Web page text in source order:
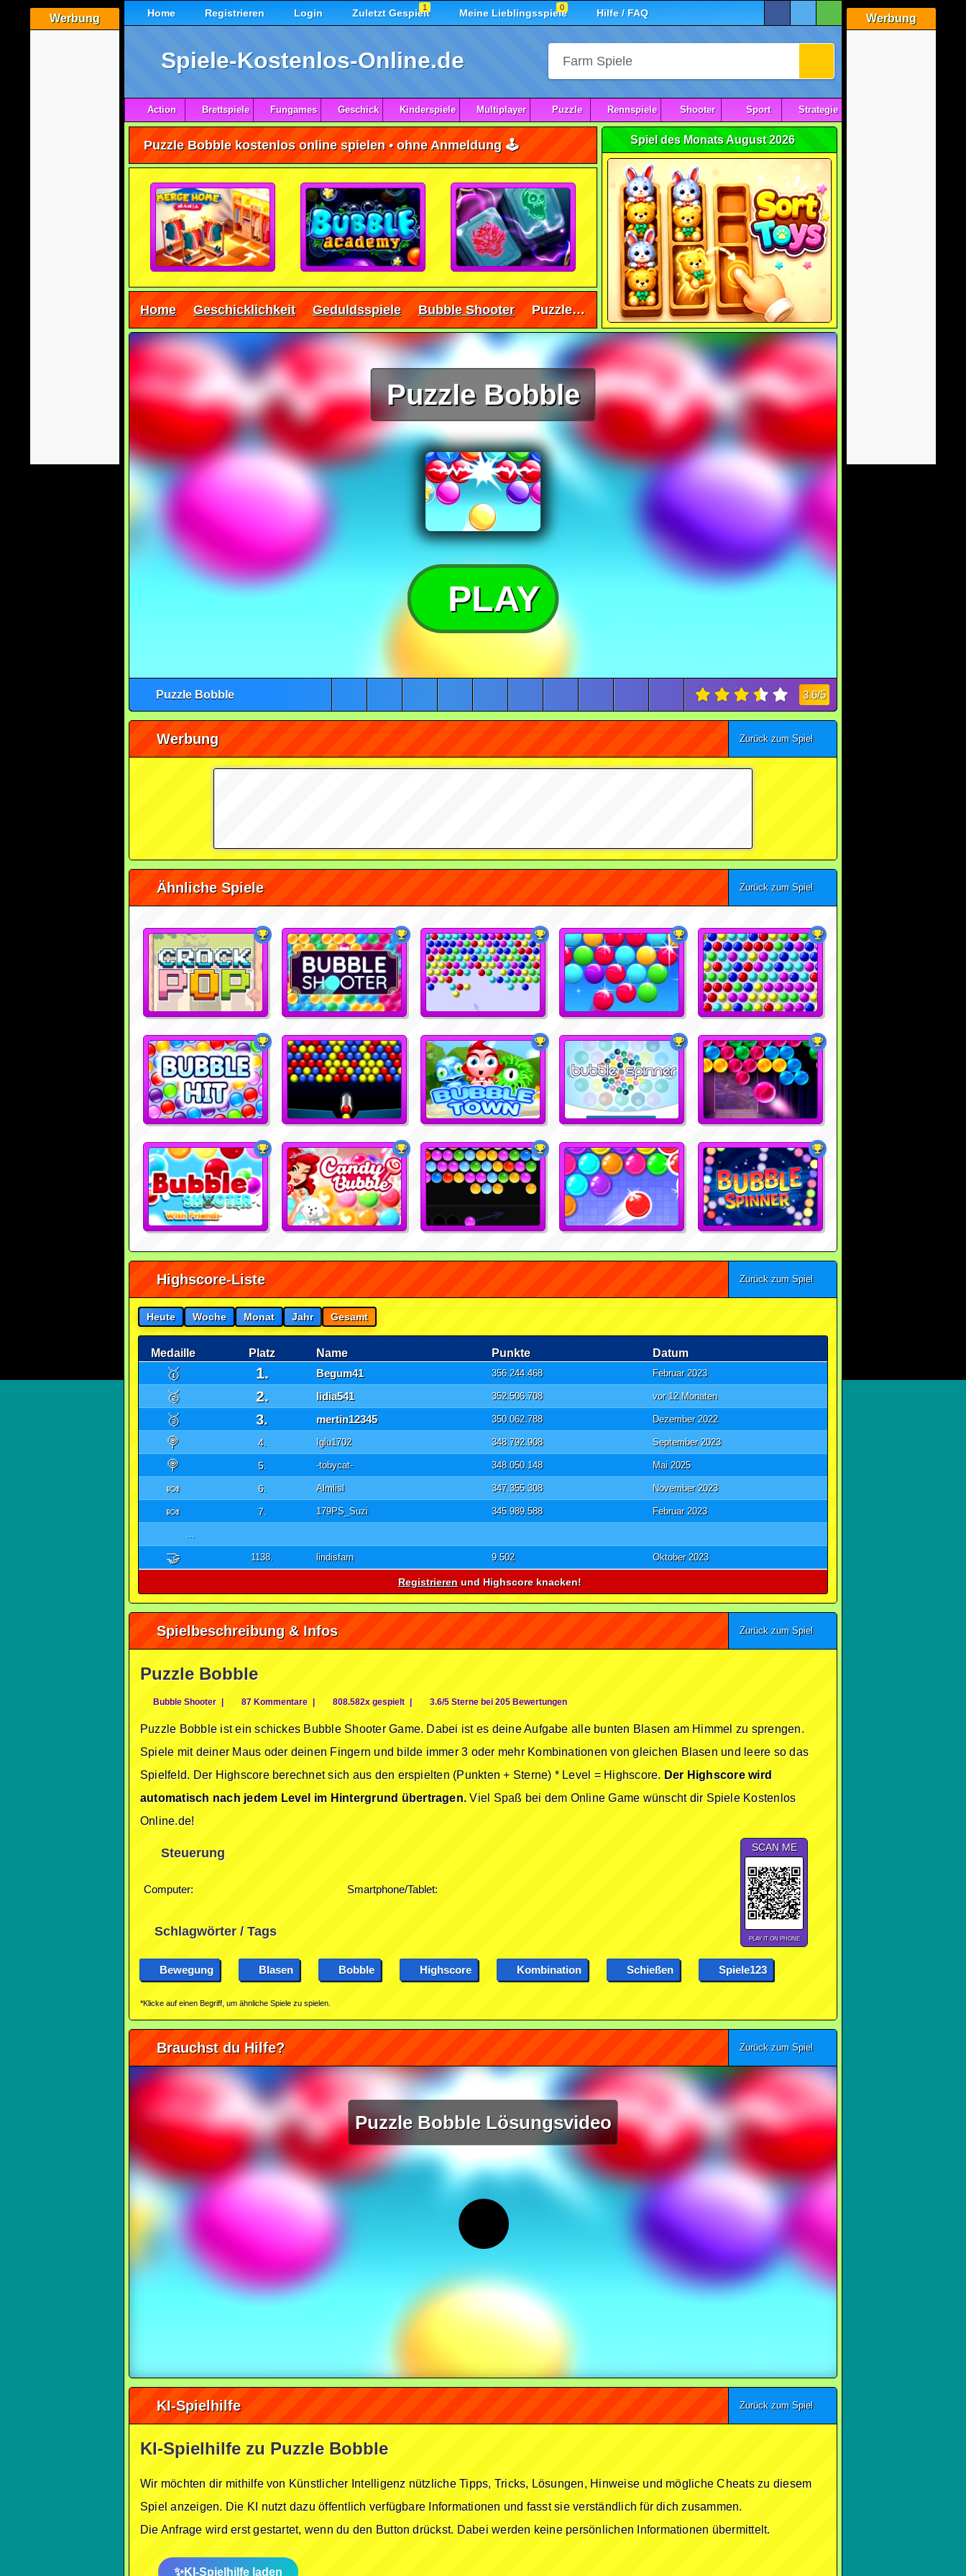
Werbung Werbung
Home Registrieren Login Zuletzt Gespielt
1 Meine Lieblingsspiele
0 Hilfe / FAQ
Spiele-Kostenlos-Online.de
Action Brettspiele Fungames Geschick Kinderspiele Multiplayer Puzzle Rennspiele Shooter Sport Strategie
Puzzle Bobble kostenlos online spielen • ohne Anmeldung 🕹️
Home Geschicklichkeit Geduldsspiele Bubble Shooter Puzzle Bobble
Spiel des Monats August 2026
Puzzle Bobble
PLAY
Puzzle Bobble 3.6/5
Werbung Zurück zum Spiel
Ähnliche Spiele Zurück zum Spiel
Highscore-Liste Zurück zum Spiel
Heute Woche Monat Jahr Gesamt
Medaille Platz Name Punkte Datum
🥇 1. Begum41 356.244.468 Februar 2023
🥈 2. lidia541 352.506.708 vor 12 Monaten
🥉 3. mertin12345 350.062.788 Dezember 2022
🍭 4. Iglu1702 348.792.908 September 2023
🍭 5. -tobycat- 348.050.148 Mai 2025
🍬 6. Almlisl 347.355.308 November 2023
🍬 7. 179PS_Suzi 345.989.588 Februar 2023
...
🤝 1138. lindisfarn 9.502 Oktober 2023
Registrieren und Highscore knacken!
Spielbeschreibung & Infos Zurück zum Spiel
Puzzle Bobble
Bubble Shooter | 87 Kommentare | 808.582x gespielt | 3.6/5 Sterne bei 205 Bewertungen
Puzzle Bobble ist ein schickes Bubble Shooter Game. Dabei ist es deine Aufgabe alle bunten Blasen am Himmel zu sprengen.
Spiele mit deiner Maus oder deinen Fingern und bilde immer 3 oder mehr Kombinationen von gleichen Blasen und leere so das
Spielfeld. Der Highscore berechnet sich aus den erspielten (Punkten + Sterne) * Level = Highscore. Der Highscore wird
automatisch nach jedem Level im Hintergrund übertragen. Viel Spaß bei dem Online Game wünscht dir Spiele Kostenlos
Online.de!
Steuerung
Computer: Smartphone/Tablet:
SCAN ME
PLAY IT ON PHONE
Schlagwörter / Tags
Bewegung Blasen Bobble Highscore Kombination Schießen Spiele123
*Klicke auf einen Begriff, um ähnliche Spiele zu spielen.
Brauchst du Hilfe? Zurück zum Spiel
Puzzle Bobble Lösungsvideo
KI-Spielhilfe Zurück zum Spiel
KI-Spielhilfe zu Puzzle Bobble
Wir möchten dir mithilfe von Künstlicher Intelligenz nützliche Tipps, Tricks, Lösungen, Hinweise und mögliche Cheats zu diesem
Spiel anzeigen. Die KI nutzt dazu öffentlich verfügbare Informationen und fasst sie verständlich für dich zusammen.
Die Anfrage wird erst gestartet, wenn du den Button drückst. Dabei werden keine persönlichen Informationen übermittelt.
KI-Spielhilfe laden